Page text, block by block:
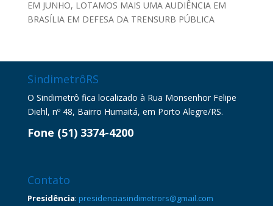
EM JUNHO, LOTAMOS MAIS UMA AUDIÊNCIA EM
BRASÍLIA EM DEFESA DA TRENSURB PÚBLICA
SindimetrôRS
O Sindimetrô fica localizado à Rua Monsenhor Felipe
Diehl, nº 48, Bairro Humaitá, em Porto Alegre/RS.
Fone (51) 3374-4200
Contato
Presidência: presidenciasindimetrors@gmail.com